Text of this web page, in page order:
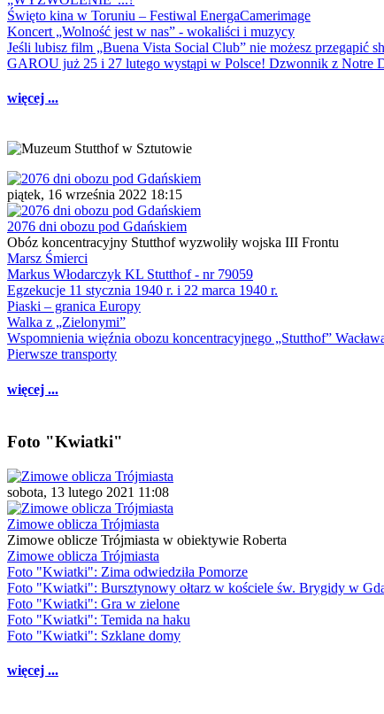
Święto kina w Toruniu – Festiwal EnergaCamerimage
Koncert „Wolność jest w nas” - wokaliści i muzycy
Jeśli lubisz film „Buena Vista Social Club” nie możesz przegapić
GAROU już 25 i 27 lutego wystąpi w Polsce! Dzwonnik z Notre
więcej ...
piątek, 16 września 2022 18:15
2076 dni obozu pod Gdańskiem
Obóz koncentracyjny Stutthof wyzwoliły wojska III Frontu
Marsz Śmierci
Markus Włodarczyk KL Stutthof - nr 79059
Egzekucje 11 stycznia 1940 r. i 22 marca 1940 r.
Piaski – granica Europy
Walka z „Zielonymi”
Wspomnienia więźnia obozu koncentracyjnego „Stutthof”
Pierwsze transporty
więcej ...
Foto "Kwiatki"
sobota, 13 lutego 2021 11:08
Zimowe oblicza Trójmiasta
Zimowe oblicze Trójmiasta w obiektywie Roberta
Zimowe oblicza Trójmiasta
Foto "Kwiatki": Zima odwiedziła Pomorze
Foto "Kwiatki": Bursztynowy ołtarz w kościele św. Brygidy w
Foto "Kwiatki": Gra w zielone
Foto "Kwiatki": Temida na haku
Foto "Kwiatki": Szklane domy
więcej ...